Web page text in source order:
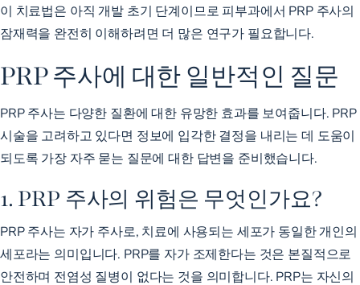
이 치료법은 아직 개발 초기 단계이므로 피부과에서 PRP 주사의
잠재력을 완전히 이해하려면 더 많은 연구가 필요합니다.
PRP 주사에 대한 일반적인 질문
PRP 주사는 다양한 질환에 대한 유망한 효과를 보여줍니다. PRP
시술을 고려하고 있다면 정보에 입각한 결정을 내리는 데 도움이
되도록 가장 자주 묻는 질문에 대한 답변을 준비했습니다.
1. PRP 주사의 위험은 무엇인가요?
PRP 주사는 자가 주사로, 치료에 사용되는 세포가 동일한 개인의
세포라는 의미입니다. PRP를 자가 조제한다는 것은 본질적으로
안전하며 전염성 질병이 없다는 것을 의미합니다. PRP는 자신의